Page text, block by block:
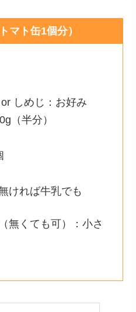
マト缶1個分）
しめじ：お好み
（半分）
ければ牛乳でも
無くても可）：小さ